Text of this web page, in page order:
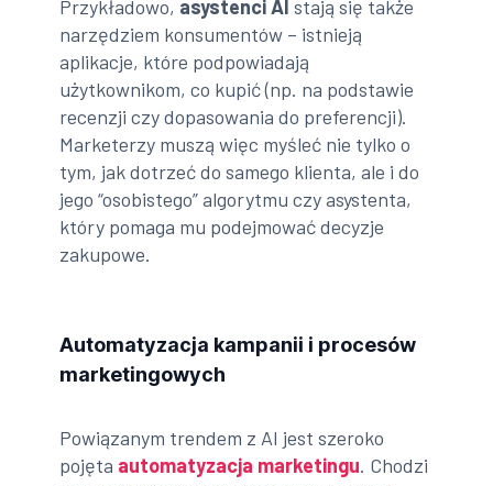
Przykładowo, asystenci AI stają się także
narzędziem konsumentów – istnieją
aplikacje, które podpowiadają
użytkownikom, co kupić (np. na podstawie
recenzji czy dopasowania do preferencji).
Marketerzy muszą więc myśleć nie tylko o
tym, jak dotrzeć do samego klienta, ale i do
jego “osobistego” algorytmu czy asystenta,
który pomaga mu podejmować decyzje
zakupowe.
Automatyzacja kampanii i procesów
marketingowych
Powiązanym trendem z AI jest szeroko
pojęta automatyzacja marketingu. Chodzi